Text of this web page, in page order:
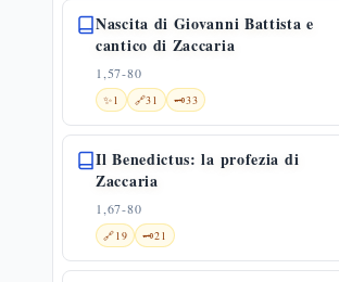
Nascita di Giovanni Battista e
cantico di Zaccaria
1,57-80
✨1 🔗31 🗝️33
Il Benedictus: la profezia di
Zaccaria
1,67-80
🔗19 🗝️21